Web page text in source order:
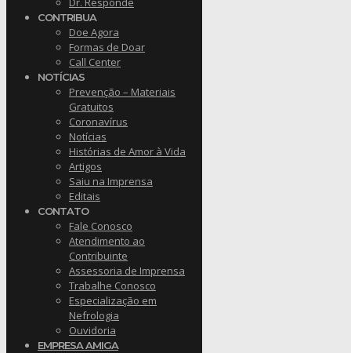
CONTRIBUA
Doe Agora
Formas de Doar
Call Center
NOTÍCIAS
Prevenção – Materiais
Gratuitos
Coronavírus
Notícias
Histórias de Amor à Vida
Artigos
Saiu na Imprensa
Editais
CONTATO
Fale Conosco
Atendimento ao
Contribuinte
Assessoria de Imprensa
Trabalhe Conosco
Especialização em
Nefrologia
Ouvidoria
EMPRESA AMIGA